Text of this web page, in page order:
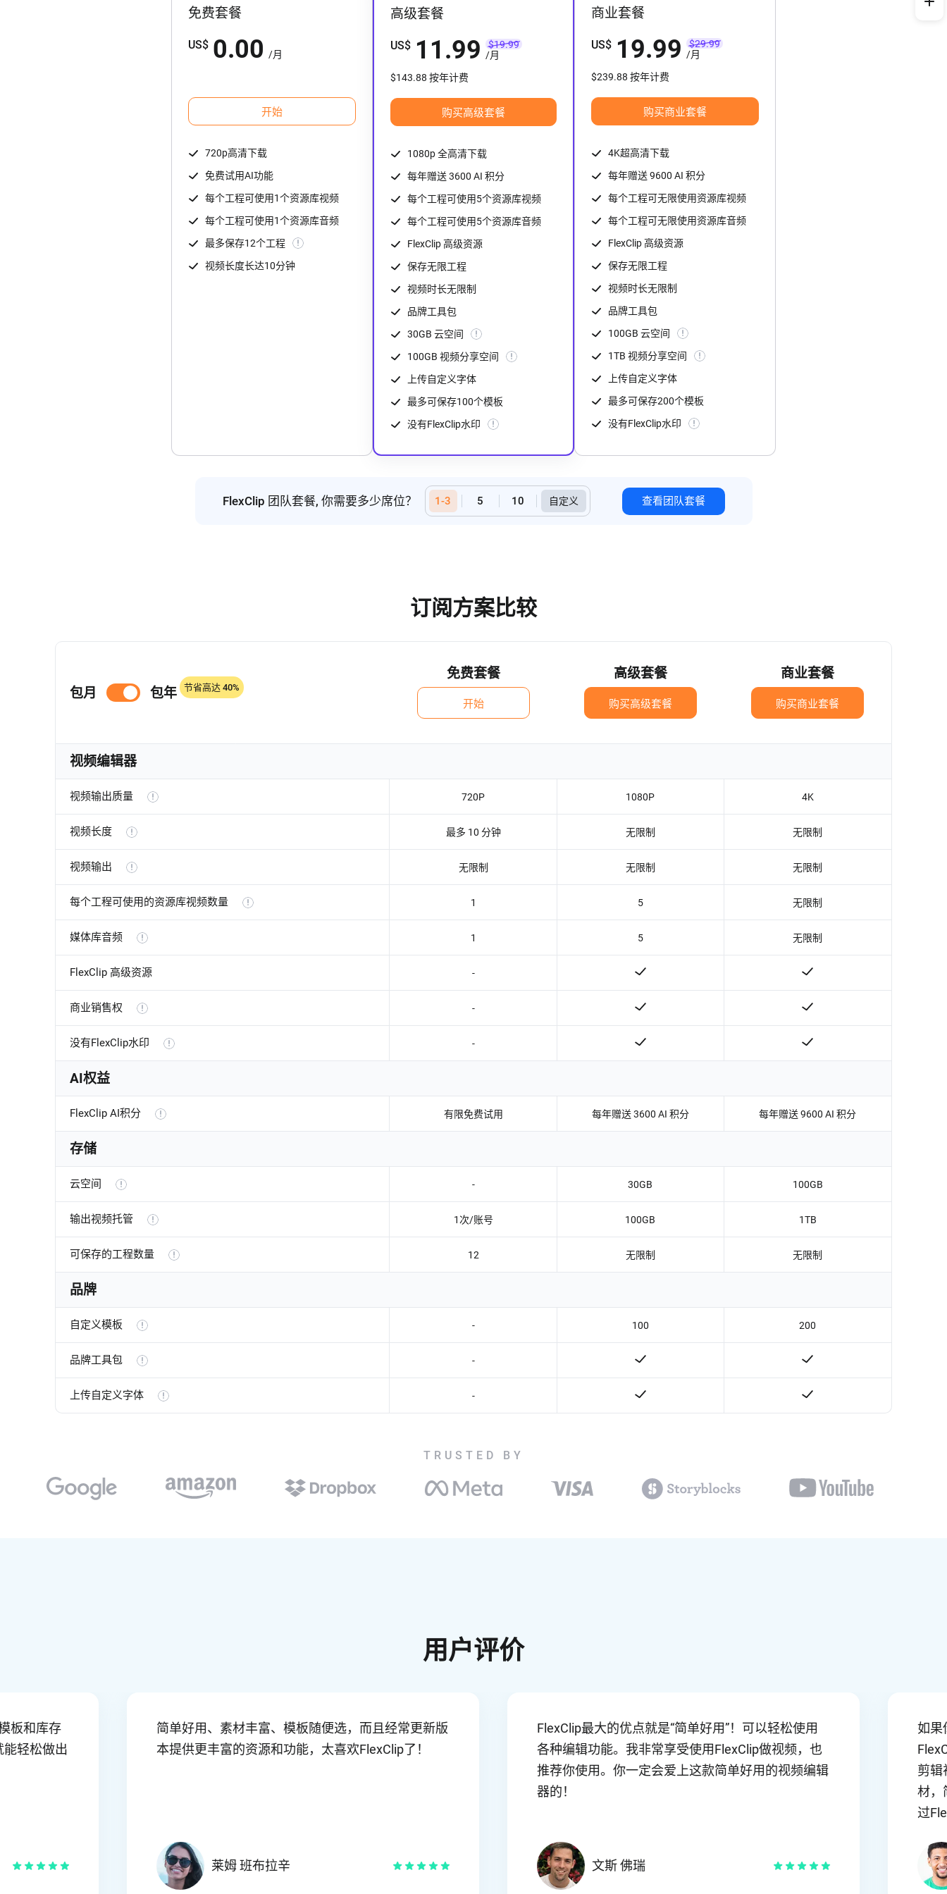
免费套餐
US$ 0.00 /月
开始
720p高清下载
免费试用AI功能
每个工程可使用1个资源库视频
每个工程可使用1个资源库音频
最多保存12个工程
视频长度长达10分钟
高级套餐
US$ 11.99
$19.99
/月
$143.88 按年计费
购买高级套餐
1080p 全高清下载
每年赠送 3600 AI 积分
每个工程可使用5个资源库视频
每个工程可使用5个资源库音频
FlexClip 高级资源
保存无限工程
视频时长无限制
品牌工具包
30GB 云空间
100GB 视频分享空间
上传自定义字体
最多可保存100个模板
没有FlexClip水印
商业套餐
US$ 19.99
$29.99
/月
$239.88 按年计费
购买商业套餐
4K超高清下载
每年赠送 9600 AI 积分
每个工程可无限使用资源库视频
每个工程可无限使用资源库音频
FlexClip 高级资源
保存无限工程
视频时长无限制
品牌工具包
100GB 云空间
1TB 视频分享空间
上传自定义字体
最多可保存200个模板
没有FlexClip水印
FlexClip 团队套餐, 你需要多少席位？ 1-3 5 10 查看团队套餐
订阅方案比较
包月 包年 节省高达 40%
免费套餐
开始
高级套餐
购买高级套餐
商业套餐
购买商业套餐
视频编辑器
视频输出质量 720P 1080P 4K
视频长度 最多 10 分钟 无限制 无限制
视频输出 无限制 无限制 无限制
每个工程可使用的资源库视频数量 1 5 无限制
媒体库音频 1 5 无限制
FlexClip 高级资源 -
商业销售权 -
没有FlexClip水印 -
AI权益
FlexClip AI积分 有限免费试用 每年赠送 3600 AI 积分 每年赠送 9600 AI 积分
存储
云空间 - 30GB 100GB
输出视频托管 1次/账号 100GB 1TB
可保存的工程数量 12 无限制 无限制
品牌
自定义模板 - 100 200
品牌工具包 -
上传自定义字体 -
TRUSTED BY
用户评价
许多模板和库存
间就能轻松做出
简单好用、素材丰富、模板随便选，而且经常更新版
本提供更丰富的资源和功能，太喜欢FlexClip了！
莱姆 班布拉辛
FlexClip最大的优点就是“简单好用”！可以轻松使用
各种编辑功能。我非常享受使用FlexClip做视频，也
推荐你使用。你一定会爱上这款简单好用的视频编辑
文斯 佛瑞